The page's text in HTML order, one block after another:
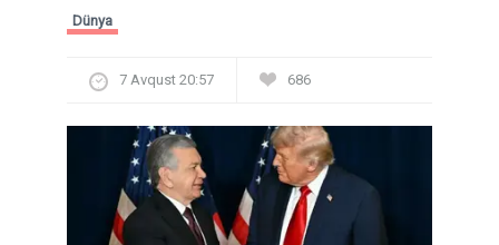
Dünya
7 Avqust 20:57 686